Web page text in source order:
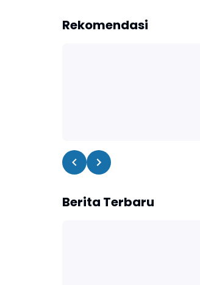
Rekomendasi
Berita Terbaru